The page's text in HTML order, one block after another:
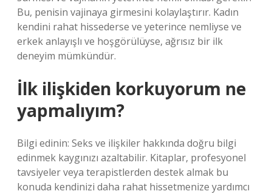
Bu, penisin vajinaya girmesini kolaylaştırır. Kadın
kendini rahat hissederse ve yeterince nemliyse ve
erkek anlayışlı ve hoşgörülüyse, ağrısız bir ilk
deneyim mümkündür.
İlk ilişkiden korkuyorum ne
yapmalıyım?
Bilgi edinin: Seks ve ilişkiler hakkında doğru bilgi
edinmek kaygınızı azaltabilir. Kitaplar, profesyonel
tavsiyeler veya terapistlerden destek almak bu
konuda kendinizi daha rahat hissetmenize yardımcı